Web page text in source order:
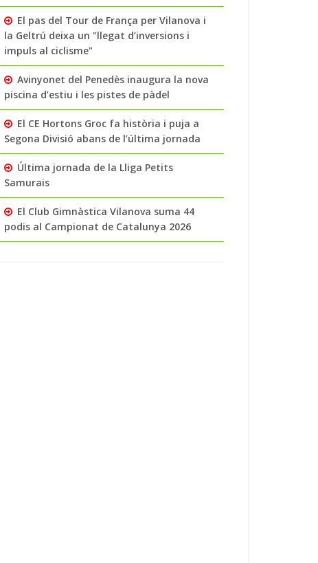
El pas del Tour de França per Vilanova i
la Geltrú deixa un "llegat d’inversions i
impuls al ciclisme"
Avinyonet del Penedès inaugura la nova
piscina d’estiu i les pistes de pàdel
El CE Hortons Groc fa història i puja a
Segona Divisió abans de l’última jornada
Última jornada de la Lliga Petits
Samurais
El Club Gimnàstica Vilanova suma 44
podis al Campionat de Catalunya 2026